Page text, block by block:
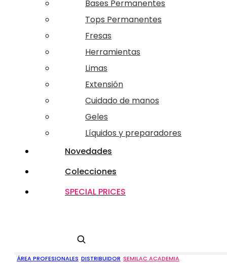
Bases Permanentes
Tops Permanentes
Fresas
Herramientas
Limas
Extensión
Cuidado de manos
Geles
Líquidos y preparadores
Novedades
Colecciones
SPECIAL PRICES
ÁREA PROFESIONALES DISTRIBUIDOR SEMILAC ACADEMIA